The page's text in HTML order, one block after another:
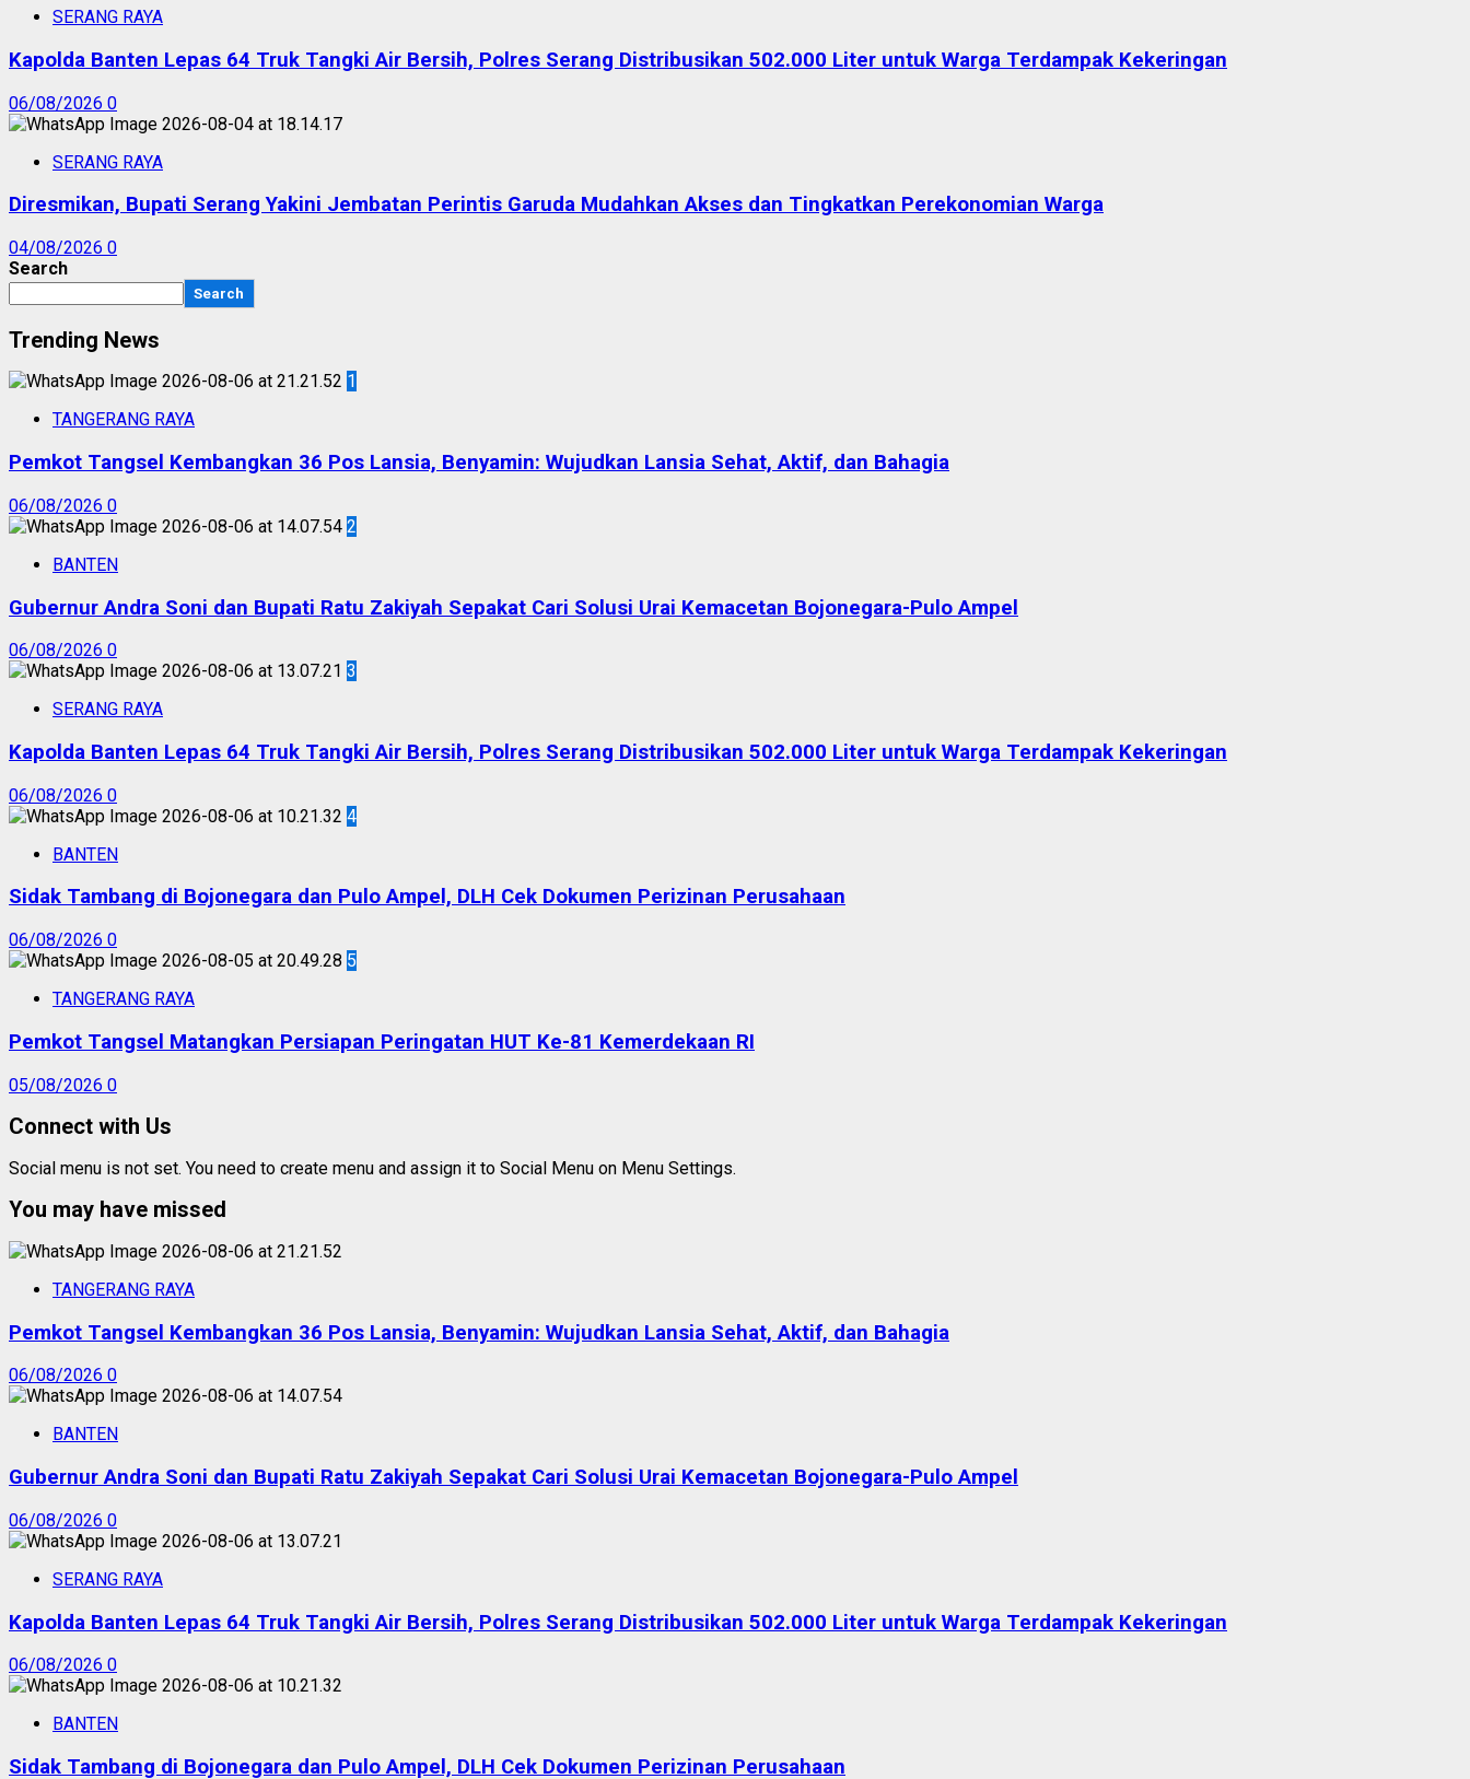
SERANG RAYA
Kapolda Banten Lepas 64 Truk Tangki Air Bersih, Polres Serang Distribusikan 502.000 Liter untuk Warga Terdampak Kekeringan
06/08/2026 0
SERANG RAYA
Diresmikan, Bupati Serang Yakini Jembatan Perintis Garuda Mudahkan Akses dan Tingkatkan Perekonomian Warga
04/08/2026 0
Search
Search
Trending News
1
TANGERANG RAYA
Pemkot Tangsel Kembangkan 36 Pos Lansia, Benyamin: Wujudkan Lansia Sehat, Aktif, dan Bahagia
06/08/2026 0
2
BANTEN
Gubernur Andra Soni dan Bupati Ratu Zakiyah Sepakat Cari Solusi Urai Kemacetan Bojonegara-Pulo Ampel
06/08/2026 0
3
SERANG RAYA
Kapolda Banten Lepas 64 Truk Tangki Air Bersih, Polres Serang Distribusikan 502.000 Liter untuk Warga Terdampak Kekeringan
06/08/2026 0
4
BANTEN
Sidak Tambang di Bojonegara dan Pulo Ampel, DLH Cek Dokumen Perizinan Perusahaan
06/08/2026 0
5
TANGERANG RAYA
Pemkot Tangsel Matangkan Persiapan Peringatan HUT Ke-81 Kemerdekaan RI
05/08/2026 0
Connect with Us
Social menu is not set. You need to create menu and assign it to Social Menu on Menu Settings.
You may have missed
TANGERANG RAYA
Pemkot Tangsel Kembangkan 36 Pos Lansia, Benyamin: Wujudkan Lansia Sehat, Aktif, dan Bahagia
06/08/2026 0
BANTEN
Gubernur Andra Soni dan Bupati Ratu Zakiyah Sepakat Cari Solusi Urai Kemacetan Bojonegara-Pulo Ampel
06/08/2026 0
SERANG RAYA
Kapolda Banten Lepas 64 Truk Tangki Air Bersih, Polres Serang Distribusikan 502.000 Liter untuk Warga Terdampak Kekeringan
06/08/2026 0
BANTEN
Sidak Tambang di Bojonegara dan Pulo Ampel, DLH Cek Dokumen Perizinan Perusahaan